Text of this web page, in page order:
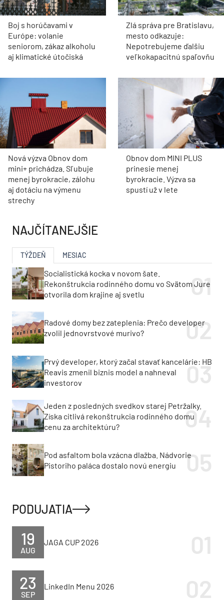
Boj s horúčavami v
Európe: volanie
seniorom, zákaz alkoholu
aj klimatické útočiská
Zlá správa pre Bratislavu,
mesto odkazuje:
Nepotrebujeme ďalšiu
veľkokapacitnú spaľovňu
Nová výzva Obnov dom
mini+ prichádza. Sľubuje
menej byrokracie, zálohu
aj dotáciu na výmenu
strechy
Obnov dom MINI PLUS
prinesie menej
byrokracie. Výzva sa
spustí už v lete
NAJČÍTANEJŠIE
TÝŽDEŇ MESIAC
Socialistická kocka v novom šate.
Rekonštrukcia rodinného domu vo Svätom Jure
otvorila dom krajine aj svetlu
Radové domy bez zateplenia: Prečo developer
zvolil jednovrstvové murivo?
Prvý developer, ktorý začal stavať kancelárie: HB
Reavis zmenil biznis model a nahneval
investorov
Jeden z posledných svedkov starej Petržalky.
Získa citlivá rekonštrukcia rodinného domu
cenu za architektúru?
Pod asfaltom bola vzácna dlažba. Nádvorie
Pistoriho paláca dostalo novú energiu
PODUJATIA
AUG
19 JAGA CUP 2026
SEP
23 LinkedIn Menu 2026